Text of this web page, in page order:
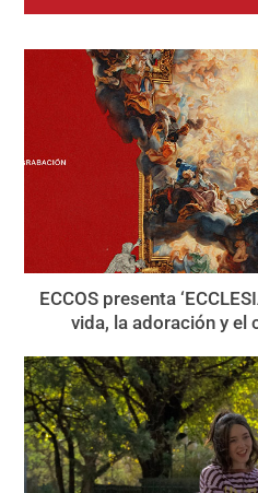
ECCOS presenta
vida, la adoración y el